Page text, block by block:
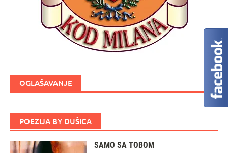
OGLAŠAVANJE
POEZIJA BY DUŠICA
SAMO SA TOBOM